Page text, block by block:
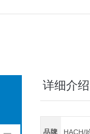
详细介绍
品牌 HACH/